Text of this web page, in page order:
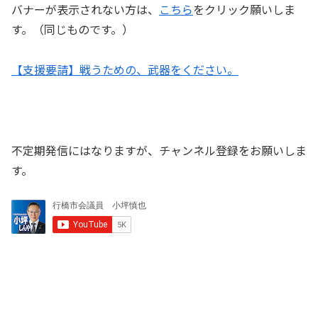
バナーが表示されない方は、 こちらをクリック願いしま
す。（同じものです。）
【支援要請】戦うための、武器をください。
不定期発信にはなりますが、チャンネル登録をお願いしま
す。